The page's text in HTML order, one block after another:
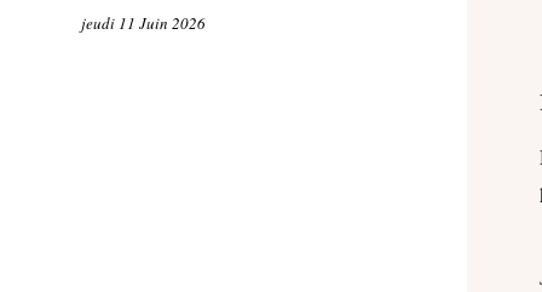
jeudi 11 Juin 2026